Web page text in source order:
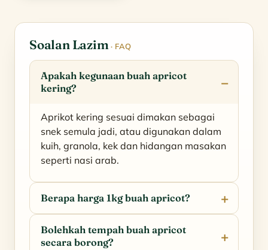
Soalan Lazim· FAQ
Apakah kegunaan buah apricot
kering?
Aprikot kering sesuai dimakan sebagai
snek semula jadi, atau digunakan dalam
kuih, granola, kek dan hidangan masakan
seperti nasi arab.
Berapa harga 1kg buah apricot?
Bolehkah tempah buah apricot
secara borong?